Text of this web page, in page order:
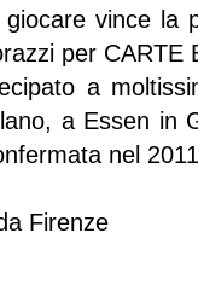
vince la
per CARTE
a
a Essen in
nel
Firenze